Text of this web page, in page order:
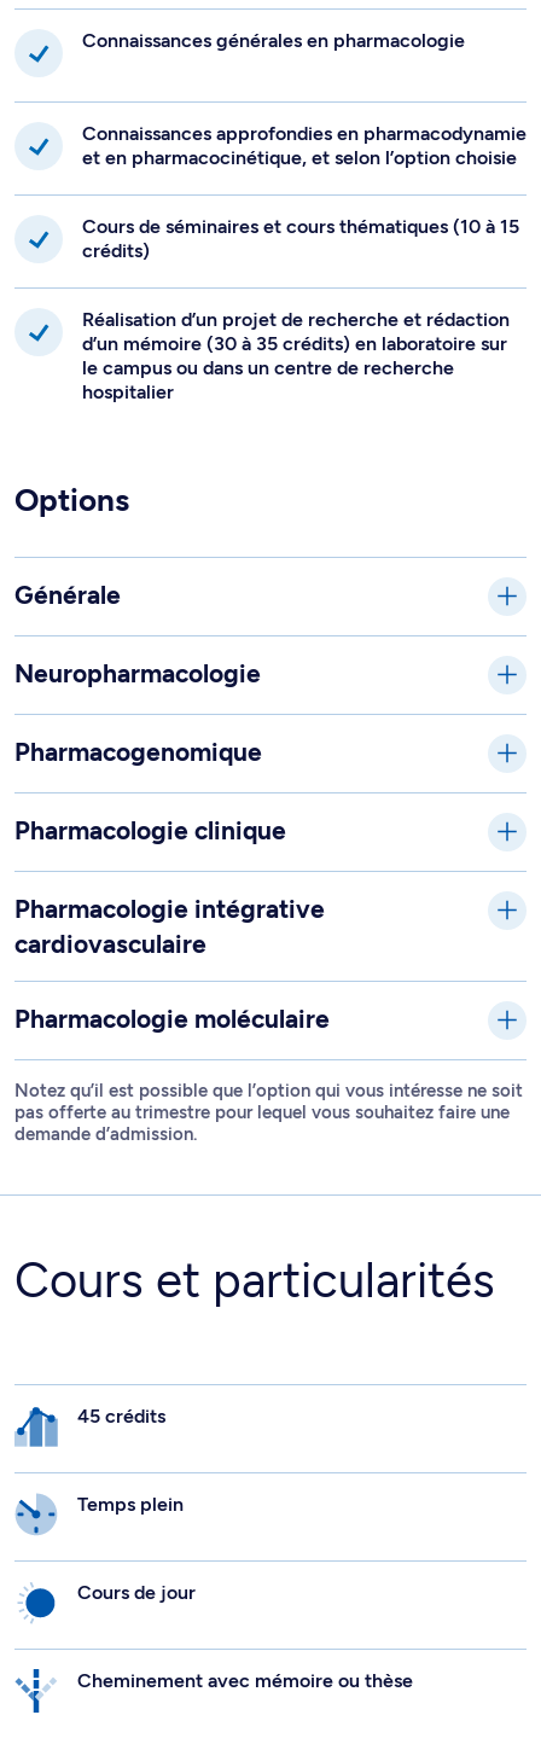
Connaissances générales en pharmacologie
Connaissances approfondies en pharmacodynamie
et en pharmacocinétique, et selon l’option choisie
Cours de séminaires et cours thématiques (10 à 15
crédits)
Réalisation d’un projet de recherche et rédaction
d’un mémoire (30 à 35 crédits) en laboratoire sur
le campus ou dans un centre de recherche
hospitalier
Options
Générale
Neuropharmacologie
Pharmacogenomique
Pharmacologie clinique
Pharmacologie intégrative
cardiovasculaire
Pharmacologie moléculaire
Notez qu’il est possible que l’option qui vous intéresse ne soit
pas offerte au trimestre pour lequel vous souhaitez faire une
demande d’admission.
Cours et particularités
45 crédits
Temps plein
Cours de jour
Cheminement avec mémoire ou thèse